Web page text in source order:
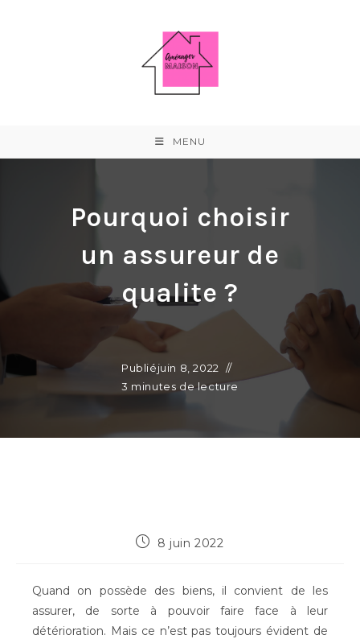
MENU
Pourquoi choisir
un assureur de
qualite ?
Publiéjuin 8, 2022
3 minutes de lecture
Publication
8 juin 2022
Quand on possède des biens, il convient de les
assurer, de sorte à pouvoir faire face à leur
détérioration. Mais ce n’est pas toujours évident de